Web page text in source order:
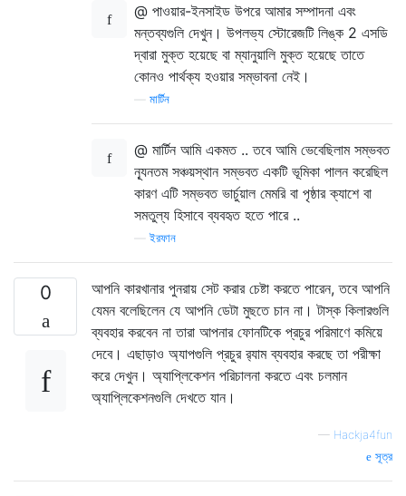
@ পাওয়ার-ইনসাইড উপরে আমার সম্পাদনা এবং
মন্তব্যগুলি দেখুন। উপলভ্য স্টোরেজটি লিঙ্ক 2 এসডি
দ্বারা মুক্ত হয়েছে বা ম্যানুয়ালি মুক্ত হয়েছে তাতে
কোনও পার্থক্য হওয়ার সম্ভাবনা নেই।
মার্টিন
@ মার্টিন আমি একমত .. তবে আমি ভেবেছিলাম সম্ভবত
ন্যূনতম সঞ্চয়স্থান সম্ভবত একটি ভূমিকা পালন করেছিল
কারণ এটি সম্ভবত ভার্চুয়াল মেমরি বা পৃষ্ঠার ক্যাশে বা
সমতুল্য হিসাবে ব্যবহৃত হতে পারে ..
—ইরফান
0
আপনি কারখানার পুনরায় সেট করার চেষ্টা করতে পারেন, তবে আপনি
যেমন বলেছিলেন যে আপনি ডেটা মুছতে চান না। টাস্ক কিলারগুলি
ব্যবহার করবেন না তারা আপনার ফোনটিকে প্রচুর পরিমাণে কমিয়ে
দেবে। এছাড়াও অ্যাপগুলি প্রচুর র‌্যাম ব্যবহার করছে তা পরীক্ষা
করে দেখুন। অ্যাপ্লিকেশন পরিচালনা করতে এবং চলমান
অ্যাপ্লিকেশনগুলি দেখতে যান।
— Hackja4fun
সূত্র